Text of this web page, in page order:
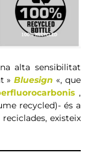
alta sensibilitat
»Bluesign «, que
,
recycled)- és a
existeix